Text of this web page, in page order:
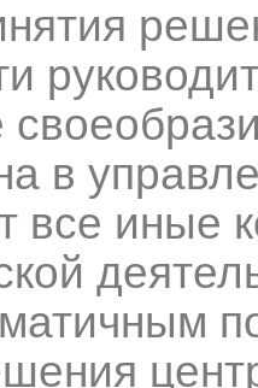
в
все иные